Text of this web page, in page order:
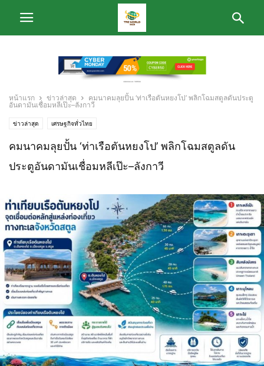
หน้าแรก ข่าวล่าสุด
คมนาคมลุยปั้น ‘ท่าเรือตันหยงโป’ พลิกโฉมสตูลดันประตู
อันดามันเชื่อมหลีเป๊ะ–ลังกาวี
ข่าวล่าสุด เศรษฐกิจทั่วไทย
คมนาคมลุยปั้น ‘ท่าเรือตันหยงโป’ พลิกโฉมสตูลดัน
ประตูอันดามันเชื่อมหลีเป๊ะ–ลังกาวี